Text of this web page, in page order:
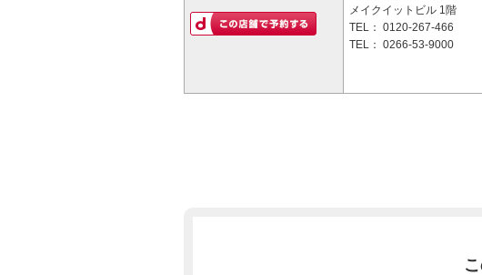
メイクイットビル 1階
TEL： 0120-267-466
TEL： 0266-53-9000